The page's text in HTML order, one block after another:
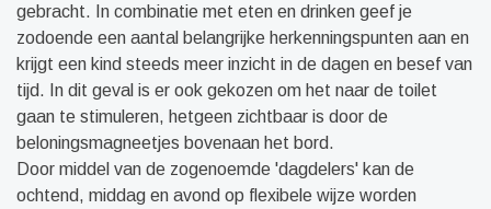
gebracht. In combinatie met eten en drinken geef je
zodoende een aantal belangrijke herkenningspunten aan en
krijgt een kind steeds meer inzicht in de dagen en besef van
tijd. In dit geval is er ook gekozen om het naar de toilet
gaan te stimuleren, hetgeen zichtbaar is door de
beloningsmagneetjes bovenaan het bord.
Door middel van de zogenoemde 'dagdelers' kan de
ochtend, middag en avond op flexibele wijze worden